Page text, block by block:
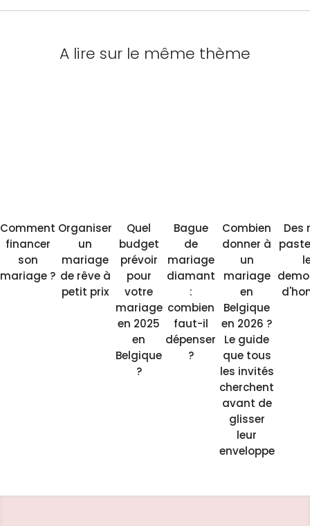
A lire sur le même thème
Comment
financer
son
mariage ?
Organiser
un
mariage
de rêve à
petit prix
Quel
budget
prévoir
pour
votre
mariage
en 2025
en
Belgique
?
Bague
de
mariage
diamant
:
combien
faut-il
dépenser
?
Combien
donner à
un
mariage
en
Belgique
en 2026 ?
Le guide
que tous
les invités
cherchent
avant de
glisser
leur
enveloppe
Des